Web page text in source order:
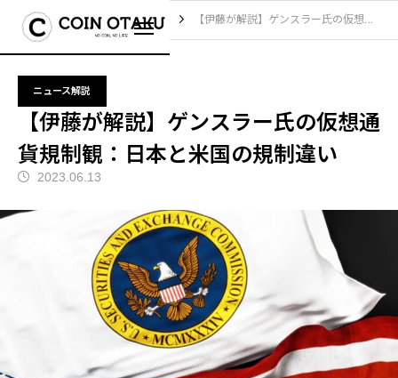
ブログ ニュース解説 【伊藤が解説】ゲンスラー氏の仮想通貨規制観：日本と米国の規制違い
ニュース解説
【伊藤が解説】ゲンスラー氏の仮想通
貨規制観：日本と米国の規制違い
2023.06.13